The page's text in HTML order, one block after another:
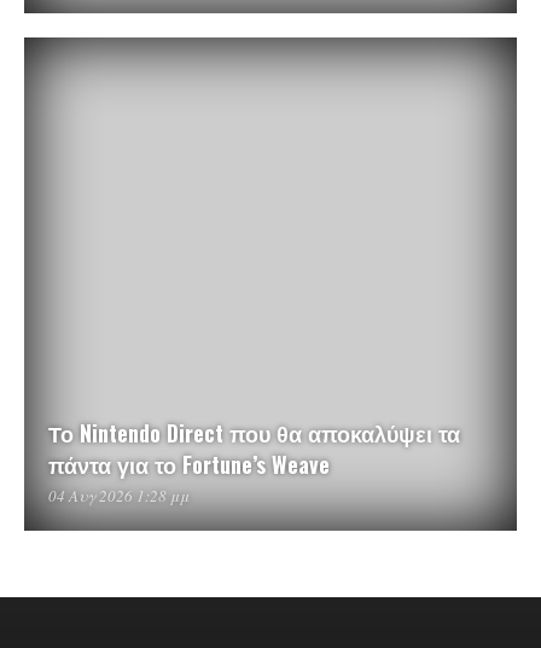
Το Nintendo Direct που θα αποκαλύψει τα
πάντα για το Fortune’s Weave
04 Αυγ 2026 1:28 μμ